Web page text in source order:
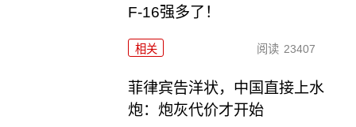
F-16强多了！
相关 阅读 23407
菲律宾告洋状，中国直接上水
炮：炮灰代价才开始